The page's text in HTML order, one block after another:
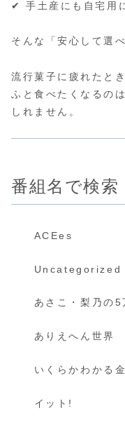
✔ 手土産にも自宅用
そんな「安心して選
流行菓子に疲れたとき
ふと食べたくなるの
しれません。
番組名で検索
ACEes
Uncategorized
あさこ・梨乃の5
ありえへん世界
いくらかわかる金
イット!